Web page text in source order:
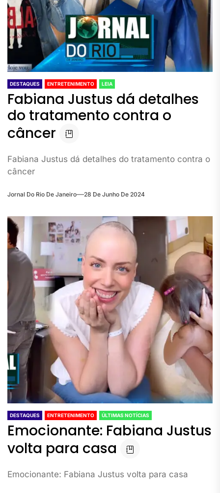
DESTAQUES ENTRETENIMENTO LEIA
Fabiana Justus dá detalhes
do tratamento contra o
câncer
Fabiana Justus dá detalhes do tratamento contra o
câncer
Jornal Do Rio De Janeiro 28 De Junho De 2024
DESTAQUES ENTRETENIMENTO ÚLTIMAS NOTÍCIAS
Emocionante: Fabiana Justus
volta para casa
Emocionante: Fabiana Justus volta para casa